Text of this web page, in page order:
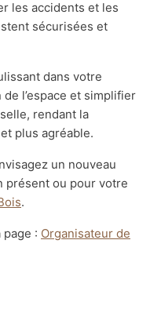
les accidents et les
sécurisées et
dans votre
l’espace et simplifier
rendant la
plus agréable.
un nouveau
présent ou pour votre
.
: Organisateur de